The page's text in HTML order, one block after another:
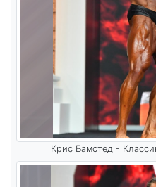
Крис Бамстед -